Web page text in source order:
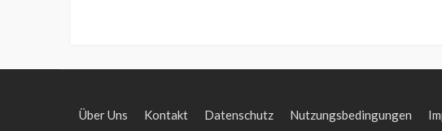
Über Uns Kontakt Datenschutz Nutzungsbedingungen